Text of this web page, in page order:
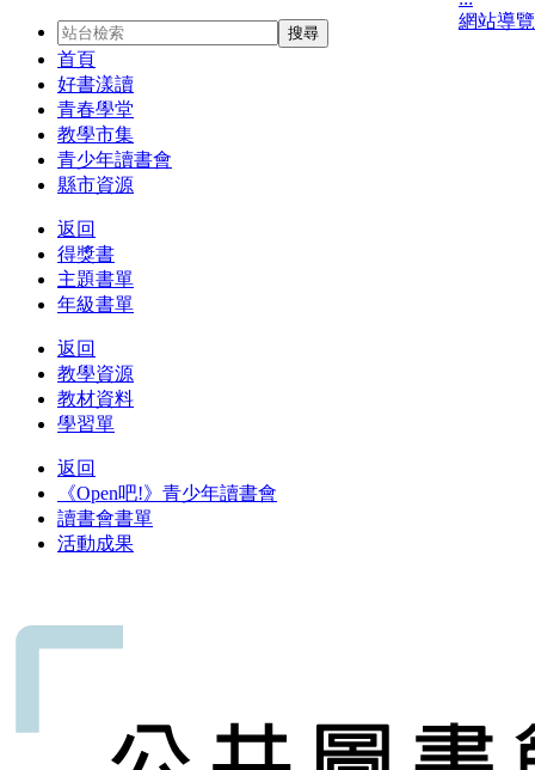
首頁
好書漾讀
青春學堂
教學市集
青少年讀書會
縣市資源
返回
得獎書
主題書單
年級書單
返回
教學資源
教材資料
學習單
返回
《Open吧!》青少年讀書會
讀書會書單
活動成果
網站導覽